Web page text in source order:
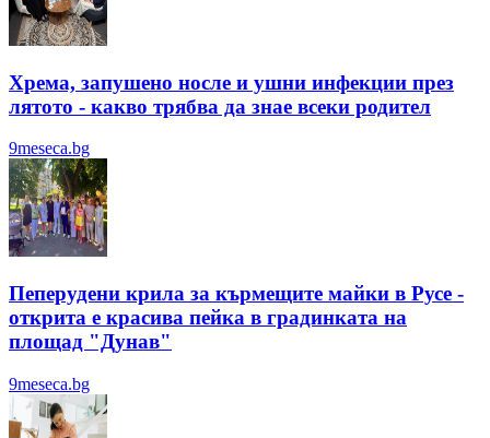
Хрема, запушено носле и ушни инфекции през
лятотo - какво трябва да знае всеки родител
9meseca.bg
Пеперудени крила за кърмещите майки в Русе -
открита е красива пейка в градинката на
площад "Дунав"
9meseca.bg